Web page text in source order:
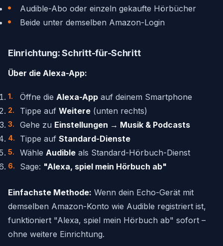
Audible-Abo oder einzeln gekaufte Hörbücher
Beide unter demselben Amazon-Login
Einrichtung: Schritt-für-Schritt
Über die Alexa-App:
Öffne die Alexa-App auf deinem Smartphone
Tippe auf Weitere (unten rechts)
Gehe zu Einstellungen → Musik & Podcasts
Tippe auf Standard-Dienste
Wähle Audible als Standard-Hörbuch-Dienst
Sage: "Alexa, spiel mein Hörbuch ab"
Einfachste Methode: Wenn dein Echo-Gerät mit
demselben Amazon-Konto wie Audible registriert ist,
funktioniert "Alexa, spiel mein Hörbuch ab" sofort –
ohne weitere Einrichtung.